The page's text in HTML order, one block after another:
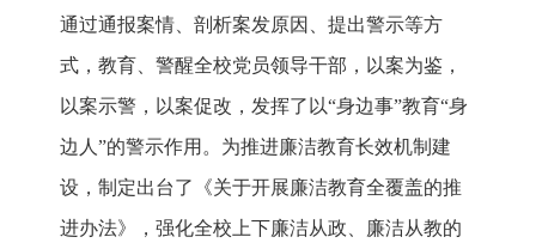
通过通报案情、剖析案发原因、提出警示等方
式，教育、警醒全校党员领导干部，以案为鉴，
以案示警，以案促改，发挥了以“身边事”教育“身
边人”的警示作用。为推进廉洁教育长效机制建
设，制定出台了《关于开展廉洁教育全覆盖的推
进办法》，强化全校上下廉洁从政、廉洁从教的